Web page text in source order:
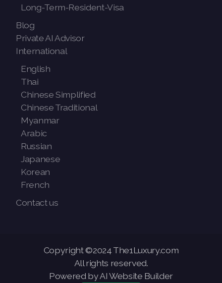
Long-Term-Resident-Visa
Blog
Private AI Advisor
International
English
Thai
Chinese Simplified
Chinese Traditional
Myanmar
Arabic
Russian
Japanese
Korean
French
Contact us
Copyright ©2024 The1Luxury.com
All rights reserved.
Powered by AI Website Builder